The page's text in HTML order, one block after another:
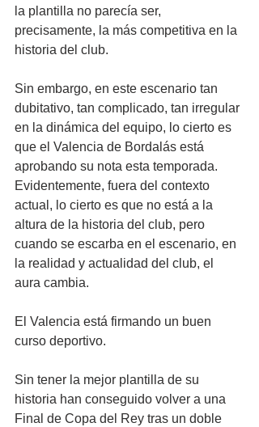
la plantilla no parecía ser,
precisamente, la más competitiva en la
historia del club.
Sin embargo, en este escenario tan
dubitativo, tan complicado, tan irregular
en la dinámica del equipo, lo cierto es
que el Valencia de Bordalás está
aprobando su nota esta temporada.
Evidentemente, fuera del contexto
actual, lo cierto es que no está a la
altura de la historia del club, pero
cuando se escarba en el escenario, en
la realidad y actualidad del club, el
aura cambia.
El Valencia está firmando un buen
curso deportivo.
Sin tener la mejor plantilla de su
historia han conseguido volver a una
Final de Copa del Rey tras un doble